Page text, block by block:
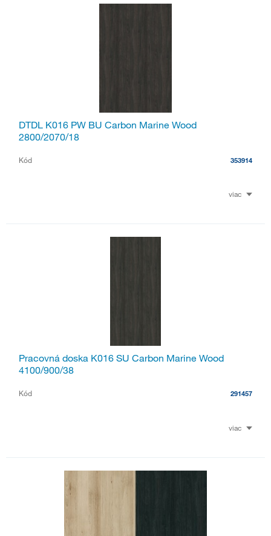
DTDL K016 PW BU Carbon Marine Wood
2800/2070/18
Kód 353914
viac
Pracovná doska K016 SU Carbon Marine Wood
4100/900/38
Kód 291457
viac